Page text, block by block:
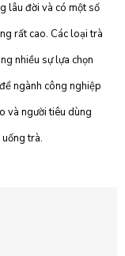
lâu đời và có một số
rất cao. Các loại trà
nhiều sự lựa chọn
ngành công nghiệp
và người tiêu dùng
trà.